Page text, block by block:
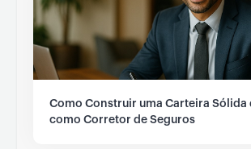
Como Construir uma Carteira Sólida
como Corretor de Seguros